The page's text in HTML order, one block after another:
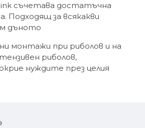
съчетава достатъчна
Подходящ за всякакви
дъното
монтажи при риболов и на
риболов,
нуждите през целия